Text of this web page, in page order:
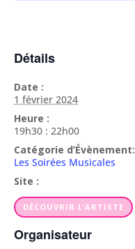
Détails
Date :
1 février 2024
Heure :
19h30 : 22h00
Catégorie d’Évènement:
Les Soirées Musicales
Site :
DÉCOUVRIR L’ARTISTE
Organisateur